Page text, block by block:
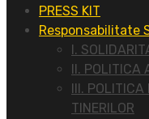
PRESS KIT
Responsabilitate
I.
II. POLITICA
III. POLITICA
TINERILOR